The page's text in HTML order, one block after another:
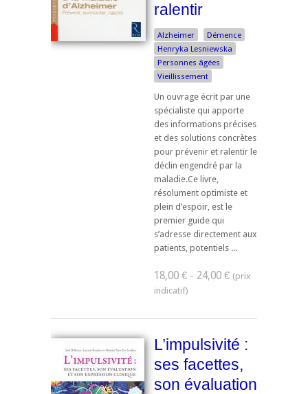
ralentir
Alzheimer
Démence
Henryka Lesniewska
Personnes âgées
Vieillissement
Un ouvrage écrit par une
spécialiste qui apporte
des informations précises
et des solutions concrètes
pour prévenir et ralentir le
déclin engendré par la
maladie.Ce livre,
résolument optimiste et
plein d’espoir, est le
premier guide qui
s’adresse directement aux
patients, potentiels ...
18,00 € - 24,00 €
L’impulsivité :
ses facettes,
son évaluation